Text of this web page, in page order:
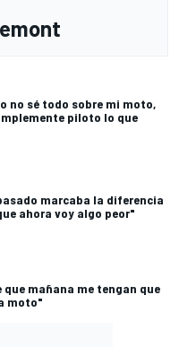
no sé todo sobre mi moto,
piloto lo que
marcaba la diferencia
ahora voy algo peor"
que mañana me tengan que
moto"